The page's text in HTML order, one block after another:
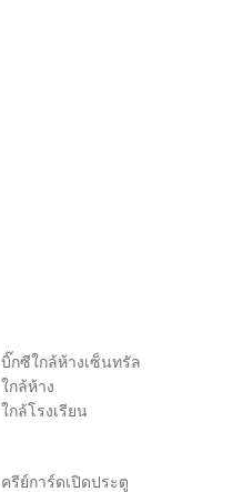
บิ๊กซีใกล้ห้างเซ็นทรัล
ใกล้ห้าง
ใกล้โรงเรียน
ครีย์การ์ดเปิดประตู